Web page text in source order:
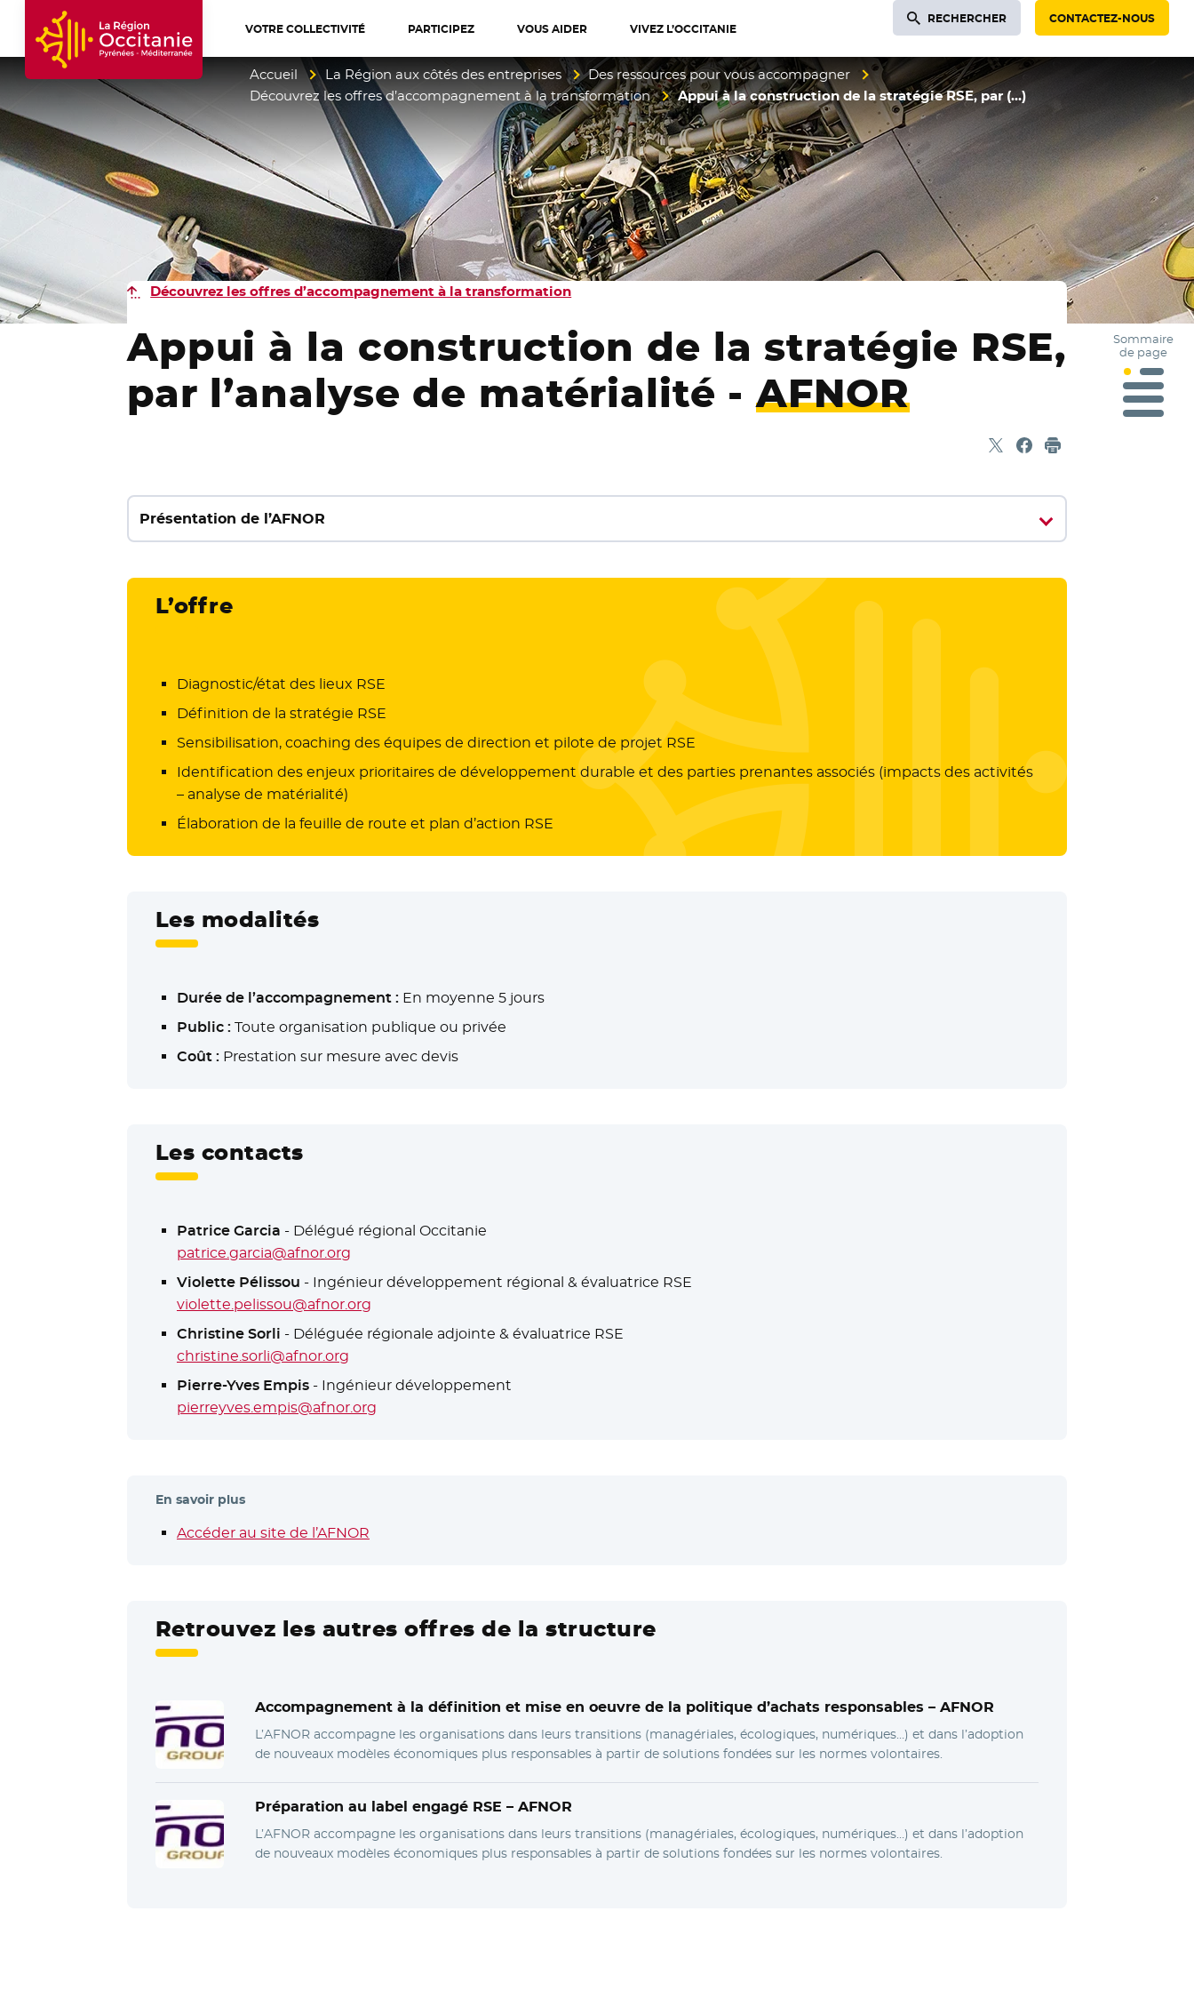
Accueil Région Occitanie / Pyrénées-Méditerranée
VOTRE COLLECTIVITÉ PARTICIPEZ VOUS AIDER VIVEZ L’OCCITANIE
RECHERCHER CONTACTEZ-NOUS
Accueil La Région aux côtés des entreprises
Des ressources pour vous accompagner
Découvrez les offres d’accompagnement à la transformation
Appui à la construction de la stratégie RSE, par (…)
Découvrez les offres d’accompagnement à la transformation
Appui à la construction de la stratégie RSE,
par l’analyse de matérialité -AFNOR
Partager sur X
- Nouvelle fenêtre
Partager sur Facebook
- Nouvelle fenêtre
Imprimer
Sommaire
de page
Présentation de l’AFNOR
L’offre
Diagnostic/état des lieux RSE
Définition de la stratégie RSE
Sensibilisation, coaching des équipes de direction et pilote de projet RSE
Identification des enjeux prioritaires de développement durable et des parties prenantes associés (impacts des activités
– analyse de matérialité)
Élaboration de la feuille de route et plan d’action RSE
Les modalités
Durée de l’accompagnement :En moyenne 5 jours
Public :Toute organisation publique ou privée
Coût : Prestation sur mesure avec devis
Les contacts
Patrice Garcia - Délégué régional Occitanie
patrice.garcia@afnor.org
Violette Pélissou - Ingénieur développement régional & évaluatrice RSE
violette.pelissou@afnor.org
Christine Sorli - Déléguée régionale adjointe & évaluatrice RSE
christine.sorli@afnor.org
Pierre-Yves Empis- Ingénieur développement
pierreyves.empis@afnor.org
En savoir plus
Accéder au site de l’AFNOR
Retrouvez les autres offres de la structure
Accompagnement à la définition et mise en oeuvre de la politique d’achats responsables – AFNOR
L’AFNOR accompagne les organisations dans leurs transitions (managériales, écologiques, numériques…) et dans l’adoption
de nouveaux modèles économiques plus responsables à partir de solutions fondées sur les normes volontaires.
Préparation au label engagé RSE – AFNOR
L’AFNOR accompagne les organisations dans leurs transitions (managériales, écologiques, numériques…) et dans l’adoption
de nouveaux modèles économiques plus responsables à partir de solutions fondées sur les normes volontaires.